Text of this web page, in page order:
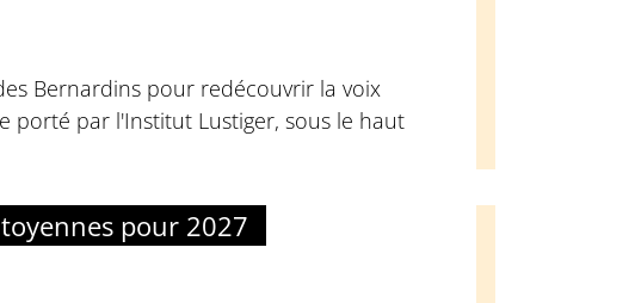
Bernardins pour redécouvrir la voix
porté par l'Institut Lustiger, sous le haut
pour 2027